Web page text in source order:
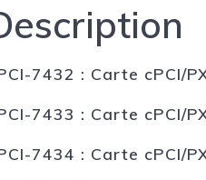
7432 : Carte cPCI/
7433 : Carte cPCI/
7434 : Carte cPCI/